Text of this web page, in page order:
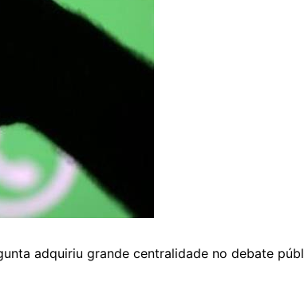
adquiriu grande centralidade no debate